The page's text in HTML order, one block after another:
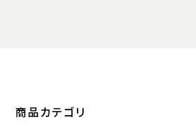
商品カテゴリ